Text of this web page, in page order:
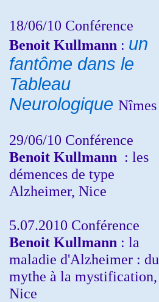
18/06/10 Conférence
Benoit Kullmann : un
fantôme dans le
Tableau
Neurologique Nîmes
29/06/10 Conférence
Benoit Kullmann : les
démences de type
Alzheimer, Nice
5.07.2010 Conférence
Benoit Kullmann : la
maladie d'Alzheimer : du
mythe à la mystification,
Nice